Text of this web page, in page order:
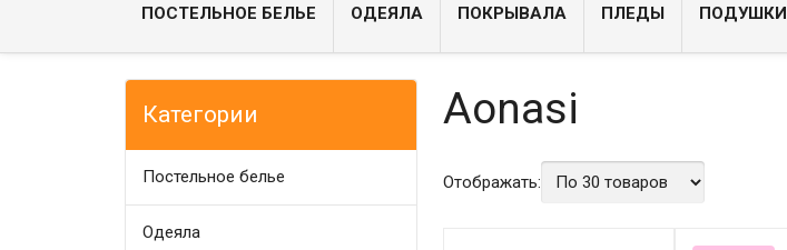
ПОСТЕЛЬНОЕ БЕЛЬЕ ОДЕЯЛА ПОКРЫВАЛА ПЛЕДЫ ПОДУШКИ
Категории
Постельное белье
Одеяла
Aonasi
Отображать: